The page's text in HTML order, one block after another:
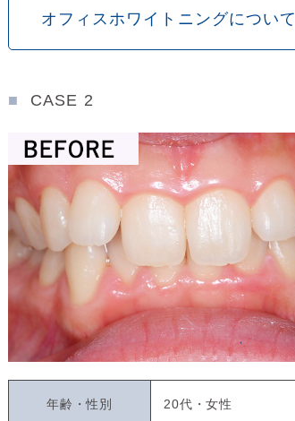
オフィスホワイトニングについて
CASE 2
年齢・性別 20代・女性